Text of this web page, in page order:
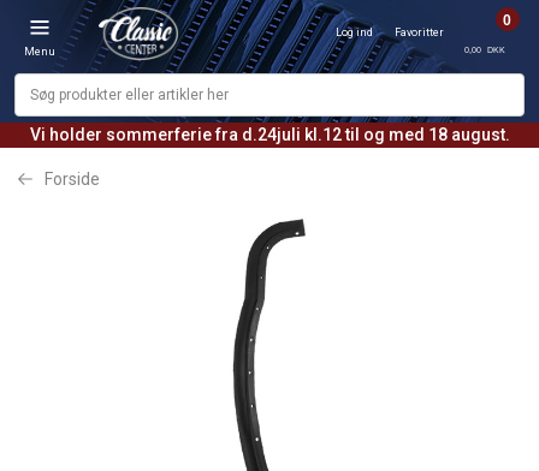
Vi holder sommerferie fra d.24juli kl.12 til og med 18 august.
Menu
Log ind Favoritter
0
0,00 DKK
Forside